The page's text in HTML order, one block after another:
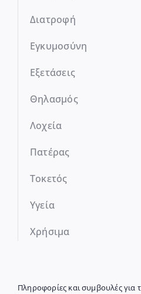
Διατροφή
Εγκυμοσύνη
Εξετάσεις
Θηλασμός
Λοχεία
Πατέρας
Τοκετός
Υγεία
Χρήσιμα
Πληροφορίες και συμβουλές για